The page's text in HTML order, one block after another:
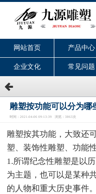
网站首页 产品中心
企业文化 常见问题
雕塑按功能可以分为哪
时间：2021-04-06 09:13:39 浏览：3863次
雕塑按其功能，大致还
塑、装饰性雕塑、功能
1.所谓纪念性雕塑是以
为主题，也可以是某种
的人物和重大历史事件